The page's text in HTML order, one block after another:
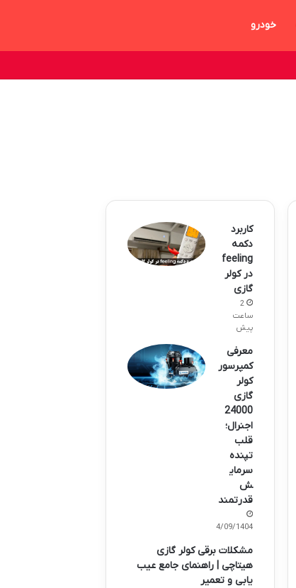
خودرو
کاربرد
دکمه
feeling
در کولر
گازی
2
ساعت
پیش
معرفی
کمپرسور
کولر
گازی
24000
اجنرال؛
قلب
تپنده
سرمای
ش
قدرتمند
14/09/1404
مشکلات برقی کولر گازی
هیتاچی | راهنمای جامع عیب
یابی و تعمیر